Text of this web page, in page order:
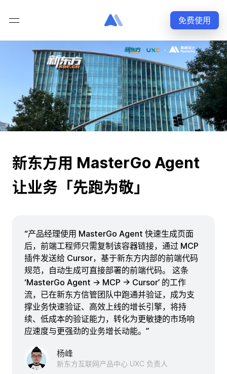
免费使用
新东方用 MasterGo Agent
让业务「先跑为敬」
“产品经理使用 MasterGo Agent 快速生成页面
后，前端工程师只需复制该容器链接，通过 MCP
插件发送给 Cursor，基于新东方内部的前端代码
规范，自动生成可直接部署的前端代码。 这条
‘MasterGo Agent → MCP → Cursor’ 的工作
流，已在新东方信管团队中跑通并验证，成为支
撑业务快速验证、高效上线的增长引擎，将持
续、低成本的验证能力，转化为更敏捷的市场响
应速度与更强劲的业务增长动能。”
杨峰
新东方互联网产品中心 UXC 负责人